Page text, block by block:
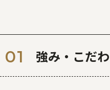
強み・こだ